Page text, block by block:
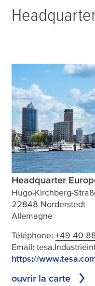
Headquarter
Hugo-Kirchberg-
22848 Norderstedt
Allemagne
Téléphone: +49 40
Email:
https://
ouvrir la carte